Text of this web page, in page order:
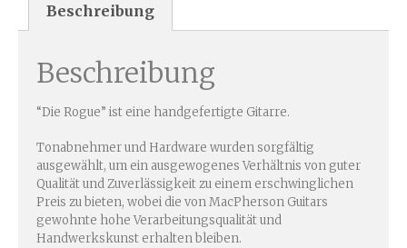
Beschreibung
Beschreibung
“Die Rogue” ist eine handgefertigte Gitarre.
Tonabnehmer und Hardware wurden sorgfältig
ausgewählt, um ein ausgewogenes Verhältnis von guter
Qualität und Zuverlässigkeit zu einem erschwinglichen
Preis zu bieten, wobei die von MacPherson Guitars
gewohnte hohe Verarbeitungsqualität und
Handwerkskunst erhalten bleiben.